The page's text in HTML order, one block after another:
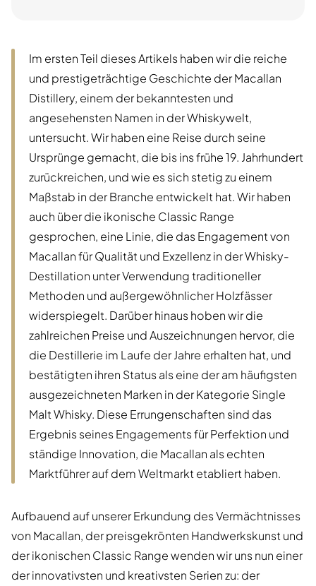
Im ersten Teil dieses Artikels haben wir die reiche
und prestigeträchtige Geschichte der Macallan
Distillery, einem der bekanntesten und
angesehensten Namen in der Whiskywelt,
untersucht. Wir haben eine Reise durch seine
Ursprünge gemacht, die bis ins frühe 19. Jahrhundert
zurückreichen, und wie es sich stetig zu einem
Maßstab in der Branche entwickelt hat. Wir haben
auch über die ikonische Classic Range
gesprochen, eine Linie, die das Engagement von
Macallan für Qualität und Exzellenz in der Whisky-
Destillation unter Verwendung traditioneller
Methoden und außergewöhnlicher Holzfässer
widerspiegelt. Darüber hinaus hoben wir die
zahlreichen Preise und Auszeichnungen hervor, die
die Destillerie im Laufe der Jahre erhalten hat, und
bestätigten ihren Status als eine der am häufigsten
ausgezeichneten Marken in der Kategorie Single
Malt Whisky. Diese Errungenschaften sind das
Ergebnis seines Engagements für Perfektion und
ständige Innovation, die Macallan als echten
Marktführer auf dem Weltmarkt etabliert haben.
Aufbauend auf unserer Erkundung des Vermächtnisses
von Macallan, der preisgekrönten Handwerkskunst und
der ikonischen Classic Range wenden wir uns nun einer
der innovativsten und kreativsten Serien zu: der